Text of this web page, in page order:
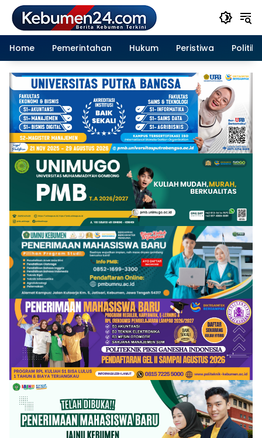
Langsung
konten
Home
Pemerintahan Hukum Peristiwa Politik